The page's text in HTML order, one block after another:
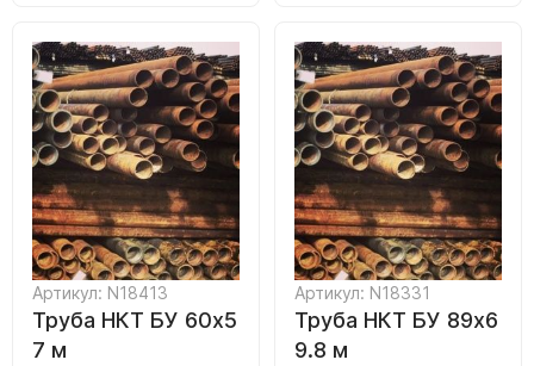
Артикул: N18413
Труба НКТ БУ 60х5
7 м
Артикул: N18331
Труба НКТ БУ 89х6
9.8 м